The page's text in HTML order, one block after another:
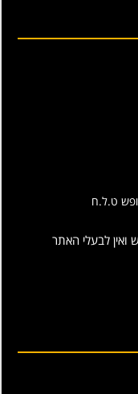
ט.ל.ח
לבעלי האתר